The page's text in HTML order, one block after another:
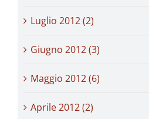
Luglio 2012 (2)
Giugno 2012 (3)
Maggio 2012 (6)
Aprile 2012 (2)